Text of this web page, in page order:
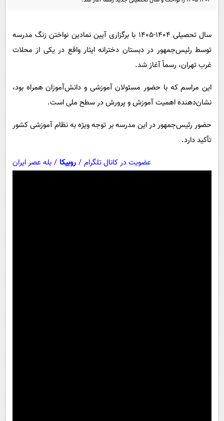
سرگرمی
گوناگون
حیات وحش
پیامک
آشپزی
سال تحصیلی ۱۴۰۴-۱۴۰۵ با برگزاری آیین نمادین نواختن زنگ مدرسه
توسط رئیس‌جمهور در دبستان دخترانه ایثار واقع در یکی از محلات
غرب تهران، رسماً آغاز شد.
این مراسم که با حضور مسئولان آموزشی و دانش‌آموزان همراه بود،
نشان‌دهنده اهمیت آموزش و پرورش در سطح ملی است.
حضور رئیس‌جمهور در این مدرسه بر توجه ویژه به نظام آموزشی کشور
تأکید دارد.
عضویت در کانال تلگرام / روبیکا / بله عصر ایران